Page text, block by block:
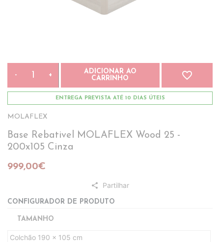
- +
ADICIONAR AO
CARRINHO
favorite_border
ENTREGA PREVISTA ATÉ 10 DIAS ÚTEIS
MOLAFLEX
Base Rebativel MOLAFLEX Wood 25 -
200x105 Cinza
999,00€
share Partilhar
CONFIGURADOR DE PRODUTO
TAMANHO
Colchão 190 x 105 cm